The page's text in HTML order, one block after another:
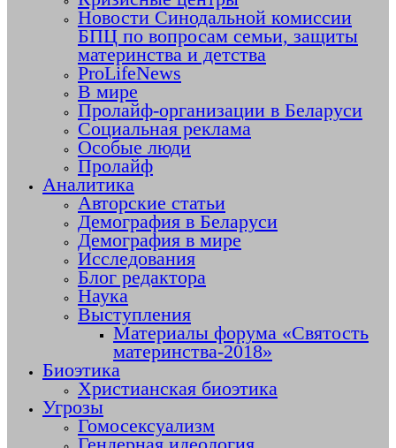
Новости Синодальной комиссии
БПЦ по вопросам семьи, защиты
материнства и детства
ProLifeNews
В мире
Пролайф-организации в Беларуси
Социальная реклама
Особые люди
Пролайф
Аналитика
Авторские статьи
Демография в Беларуси
Демография в мире
Исследования
Блог редактора
Наука
Выступления
Материалы форума «Святость
материнства-2018»
Биоэтика
Христианская биоэтика
Угрозы
Гомосексуализм